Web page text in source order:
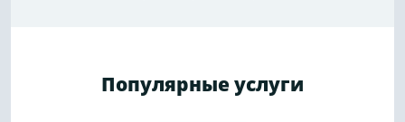
Популярные услуги